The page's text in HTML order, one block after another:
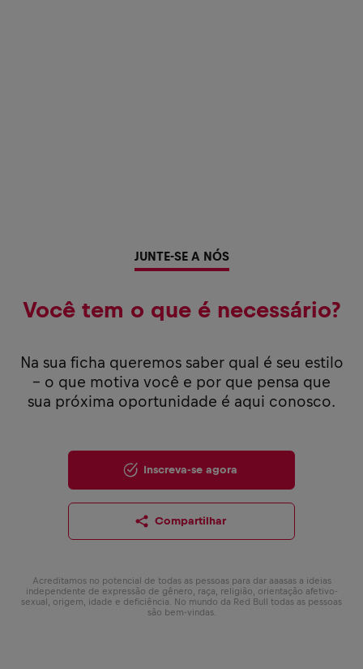
JUNTE-SE A NÓS
Você tem o que é necessário?
Na sua ficha queremos saber qual é seu estilo
– o que motiva você e por que pensa que
sua próxima oportunidade é aqui conosco.
Inscreva-se agora
Compartilhar
Acreditamos no potencial de todas as pessoas para dar aaasas a ideias
independente de expressão de gênero, raça, religião, orientação afetivo-
sexual, origem, idade e deficiência. No mundo da Red Bull todas as pessoas
são bem-vindas.